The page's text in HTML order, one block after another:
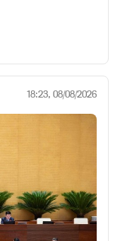
18:23, 08/08/2026